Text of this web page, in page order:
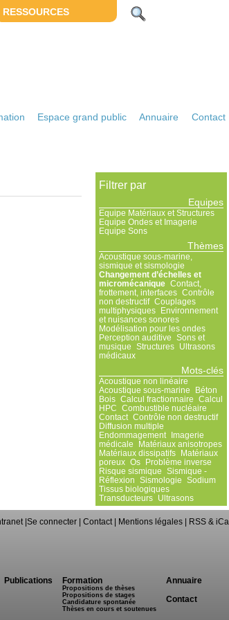
RESSOURCES
Espace grand public Annuaire Contact
Filtrer par
Equipes
Equipe Matériaux et Structures
Equipe Ondes et Imagerie
Equipe Sons
Thèmes
Acoustique sous-marine,
sismique et sismologie
Changement d’échelles et
micromécanique Contact,
frottement, interfaces Contrôle
non destructif Couplages
multiphysiques
Environnement
et nuisances sonores
Modélisation pour les ondes
Perception auditive
Sons et
musique
Structures
Ultrasons
médicaux
Mots-clés
Acoustique non linéaire
Acoustique sous-marine
Béton
Bois Calcul fractionnaire
Calcul
HPC
Combustible nucléaire
Contact Contrôle non destructif
Diffusion multiple
Endommagement
Imagerie
médicale
Matériaux anisotropes
Matériaux dissipatifs
Matériaux
poreux Os
Problème inverse
Risque sismique
Sismique -
Réflexion
Sismologie
Sodium
Tissus biologiques
Transducteurs
Ultrasons
|Se connecter |Contact Mentions légales RSS & iCal
Publications Formation
Propositions de thèses
Propositions de stages
Candidature spontanée
Thèses en cours et soutenues
Annuaire
Contact